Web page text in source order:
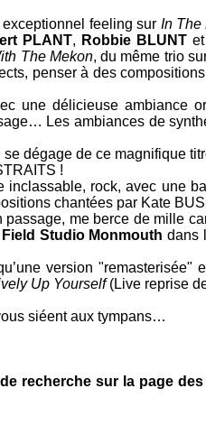
exceptionnel feeling sur In The
PLANT, Robbie BLUNT et
The Mekon, du même trio
penser à des
une délicieuse ambiance
Les ambiances de
se dégage de ce magnifique
!
inclassable, rock, avec une
chantées par Kate
passage, me berce de mille
Field Studio Monmouth dans
version "remasterisée"
Up Yourself(Live reprise
siéent aux tympans…
recherche sur la page